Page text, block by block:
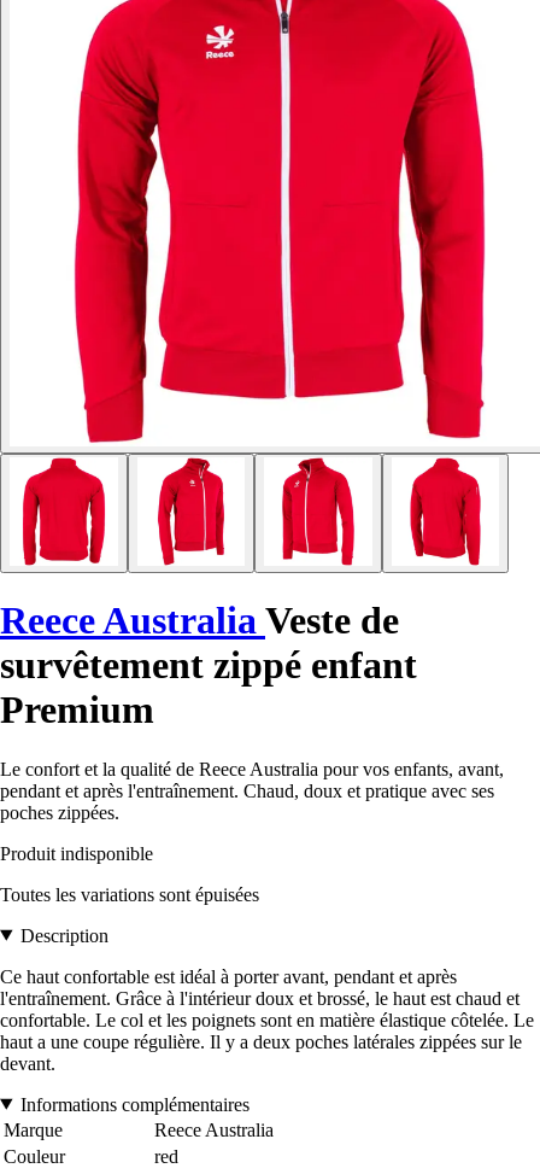
Reece Australia Veste de
survêtement zippé enfant
Premium
Le confort et la qualité de Reece Australia pour vos enfants, avant,
pendant et après l'entraînement. Chaud, doux et pratique avec ses
poches zippées.
Produit indisponible
Toutes les variations sont épuisées
Description
Ce haut confortable est idéal à porter avant, pendant et après
l'entraînement. Grâce à l'intérieur doux et brossé, le haut est chaud et
confortable. Le col et les poignets sont en matière élastique côtelée. Le
haut a une coupe régulière. Il y a deux poches latérales zippées sur le
devant.
Informations complémentaires
Marque
Reece Australia
Couleur
red